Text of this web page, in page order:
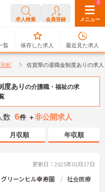
求人検索 会員登録 メニュー
覧
0
保存した求人
0
最近見た求人
町 佐賀県の退職金制度ありの求
度あり の介護職・福祉の求
数 6件 ＋非公開求人
月収順 年収順
更新日：2025年02月27日
リーンヒル幸寿園
社会医療